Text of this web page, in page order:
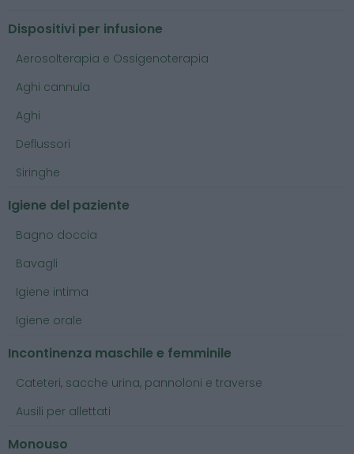
Dispositivi per infusione
Aerosolterapia e Ossigenoterapia
Aghi cannula
Aghi
Deflussori
Siringhe
Igiene del paziente
Bagno doccia
Bavagli
Igiene intima
Igiene orale
Incontinenza maschile e femminile
Cateteri, sacche urina, pannoloni e traverse
Ausili per allettati
Monouso